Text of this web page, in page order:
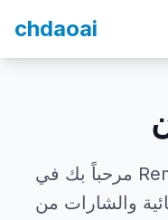
chdaoai
مرحباً بك في RemoveWatermark، شريكك
والشارات من